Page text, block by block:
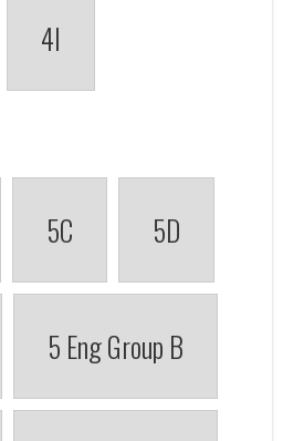
4I
5C 5D
5 Eng Group B